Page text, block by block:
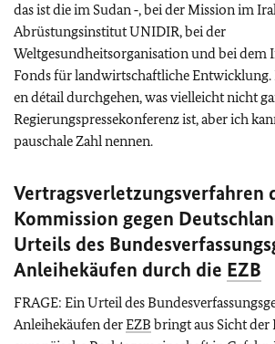
das ist die im Sudan ‑, bei der Mission im
Abrüstungsinstitut UNIDIR, bei der
Weltgesundheitsorganisation und bei dem
Fonds für landwirtschaftliche Entwicklung.
en détail durchgehen, was vielleicht nicht
Regierungspressekonferenz ist, aber ich
pauschale Zahl nennen.
Vertragsverletzungsverfahren
Kommission gegen
Urteils des
Anleihekäufen durch die EZB
FRAGE: Ein Urteil des
Anleihekäufen derEZB bringt aus Sicht